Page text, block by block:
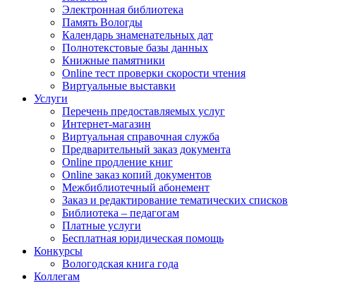
Электронная библиотека
Память Вологды
Календарь знаменательных дат
Полнотекстовые базы данных
Книжные памятники
Online тест проверки скорости чтения
Виртуальные выставки
Услуги
Перечень предоставляемых услуг
Интернет-магазин
Виртуальная справочная служба
Предварительный заказ документа
Online продление книг
Online заказ копий документов
Межбиблиотечный абонемент
Заказ и редактирование тематических списков
Библиотека – педагогам
Платные услуги
Бесплатная юридическая помощь
Конкурсы
Вологодская книга года
Коллегам